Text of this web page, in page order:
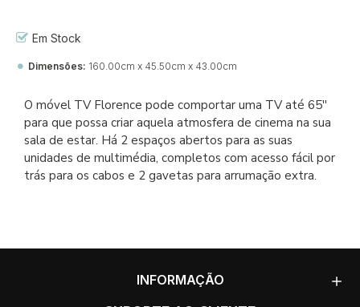
Em Stock
Dimensões: 160.00cm x 45.50cm x 43.00cm
O móvel TV Florence pode comportar uma TV até 65''
para que possa criar aquela atmosfera de cinema na sua
sala de estar. Há 2 espaços abertos para as suas
unidades de multimédia, completos com acesso fácil por
trás para os cabos e 2 gavetas para arrumação extra.
INFORMAÇÃO